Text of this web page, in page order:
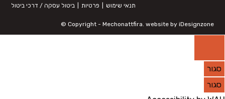
תנאי שימוש פרטיות ביטול עסקה / דרכי ביטול
Copyright - Mechonattfira. website by iDesignzone
©
סגור
סגור